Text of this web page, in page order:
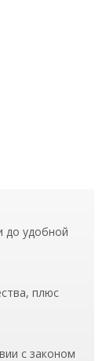
до удобной
плюс
с законом